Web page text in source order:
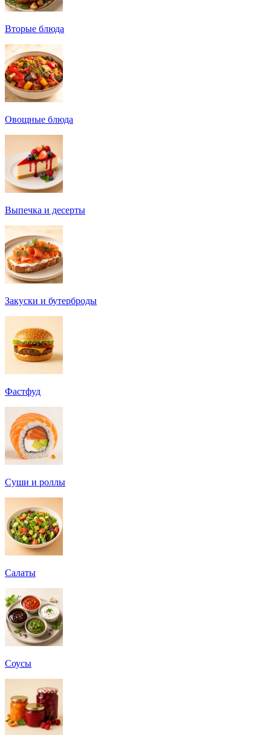
Вторые блюда
Овощные блюда
Выпечка и десерты
Закуски и бутерброды
Фастфуд
Суши и роллы
Салаты
Соусы